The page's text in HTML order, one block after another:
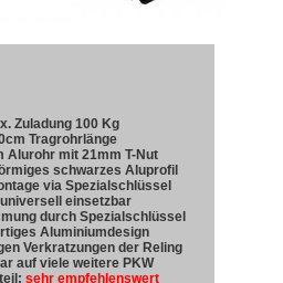
Zuladung 100 Kg
Tragrohrlänge
Alurohr mit 21mm T-Nut
schwarzes Aluprofil
via Spezialschlüssel
universell einsetzbar
durch Spezialschlüssel
Aluminiumdesign
Verkratzungen der Reling
auf viele weitere PKW
sehr empfehlenswert